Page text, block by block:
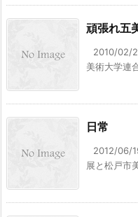
頑張れ五
2010/02/
美術大学連
日常
2012/06/
展と松戸市